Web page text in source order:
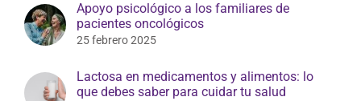
Apoyo psicológico a los familiares de
pacientes oncológicos
25 febrero 2025
Lactosa en medicamentos y alimentos: lo
que debes saber para cuidar tu salud